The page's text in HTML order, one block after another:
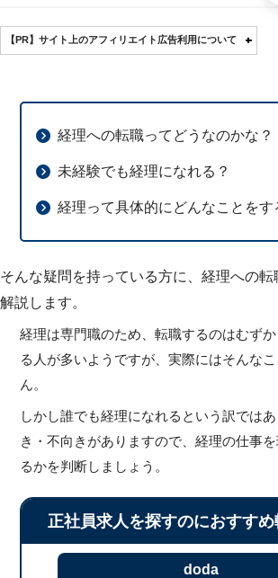
【PR】サイト上のアフィリエイト広告利用について
経理への転職ってどうなのかな？
未経験でも経理になれる？
経理って具体的にどんなことをす
そんな疑問を持っている方に、経理への転
解説します。
経理は専門職のため、転職するのはむず
る人が多いようですが、実際にはそんな
ん。
しかし誰でも経理になれるという訳では
き・不向きがありますので、経理の仕事
るかを判断しましょう。
正社員求人を探すのにおすすめ
doda